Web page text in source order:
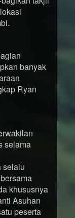
banyak
Ryan
selama
selalu
khususnya
Asuhan
peserta